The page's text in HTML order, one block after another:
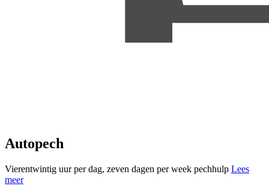
Autopech
Vierentwintig uur per dag, zeven dagen per week pechhulp Lees
meer